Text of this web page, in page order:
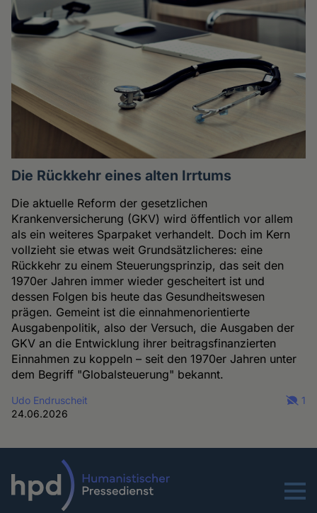
Die Rückkehr eines alten Irrtums
Die aktuelle Reform der gesetzlichen
Krankenversicherung (GKV) wird öffentlich vor allem
als ein weiteres Sparpaket verhandelt. Doch im Kern
vollzieht sie etwas weit Grundsätzlicheres: eine
Rückkehr zu einem Steuerungsprinzip, das seit den
1970er Jahren immer wieder gescheitert ist und
dessen Folgen bis heute das Gesundheitswesen
prägen. Gemeint ist die einnahmenorientierte
Ausgabenpolitik, also der Versuch, die Ausgaben der
GKV an die Entwicklung ihrer beitragsfinanzierten
Einnahmen zu koppeln – seit den 1970er Jahren unter
dem Begriff "Globalsteuerung" bekannt.
Udo Endruscheit
24.06.2026
1
Menu